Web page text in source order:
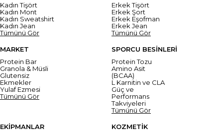
Kadın Tişört
Kadın Mont
Kadın Sweatshirt
Kadın Jean
Tümünü Gör
Erkek Tişört
Erkek Şort
Erkek Eşofman
Erkek Jean
Tümünü Gör
MARKET
Protein Bar
Granola & Müsli
Glutensiz
Ekmekler
Yulaf Ezmesi
Tümünü Gör
SPORCU BESİNLERİ
Protein Tozu
Amino Asit
(BCAA)
L Karnitin ve CLA
Güç ve
Performans
Takviyeleri
Tümünü Gör
EKİPMANLAR
KOZMETİK